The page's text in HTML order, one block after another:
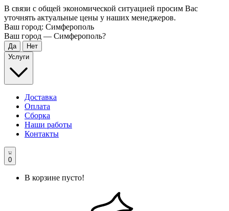
В связи с общей экономической ситуацией просим Вас
уточнять актуальные цены у наших менеджеров.
Ваш город: Симферополь
Ваш город — Симферополь?
Услуги
Доставка
Оплата
Сборка
Наши работы
Контакты
0
В корзине пусто!